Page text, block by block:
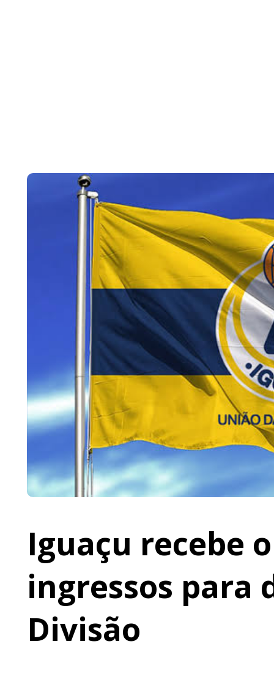
Iguaçu recebe
ingressos para
Divisão